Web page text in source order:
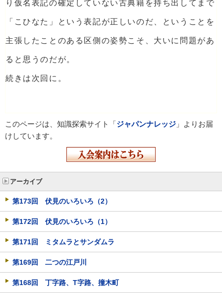
り仮名表記の確定していない古典籍を持ち出してまで
「こひなた」という表記が正しいのだ、ということを
主張したことのある区側の姿勢こそ、大いに問題があ
ると思うのだが。
続きは次回に。
このページは、知識探索サイト「ジャパンナレッジ 」よりお届
けしています。
アーカイブ
第173回 伏見のいろいろ（2）
第172回 伏見のいろいろ（1）
第171回 ミタムラとサンダムラ
第169回 二つの江戸川
第168回 丁字路、T字路、撞木町